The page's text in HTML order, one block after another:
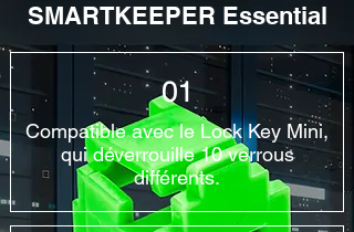
SMARTKEEPER Essential
01
Compatible avec le Lock Key Mini,
qui déverrouille 10 verrous
différents.